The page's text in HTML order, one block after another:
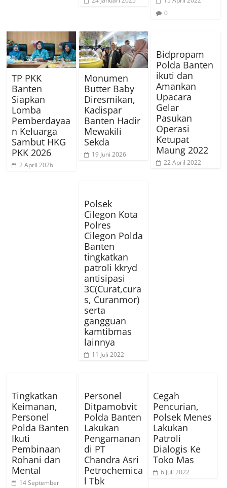
0
TP PKK
Banten
Siapkan
Lomba
Pemberdayaa
n Keluarga
Sambut HKG
PKK 2026
2 April 2026
Monumen
Butter Baby
Diresmikan,
Kadispar
Banten Hadir
Mewakili
Sekda
19 Juni 2026
Bidpropam
Polda Banten
ikuti dan
Amankan
Upacara
Gelar
Pasukan
Operasi
Ketupat
Maung 2022
22 April 2022
Polsek
Cilegon Kota
Polres
Cilegon Polda
Banten
tingkatkan
patroli kkryd
antisipasi
3C(Curat,cura
s, Curanmor)
serta
gangguan
kamtibmas
lainnya
11 Juli 2022
Tingkatkan
Keimanan,
Personel
Polda Banten
Ikuti
Pembinaan
Rohani dan
Mental
14 September
Personel
Ditpamobvit
Polda Banten
Lakukan
Pengamanan
di PT
Chandra Asri
Petrochemica
l Tbk
Cegah
Pencurian,
Polsek Menes
Lakukan
Patroli
Dialogis Ke
Toko Mas
6 Juli 2022